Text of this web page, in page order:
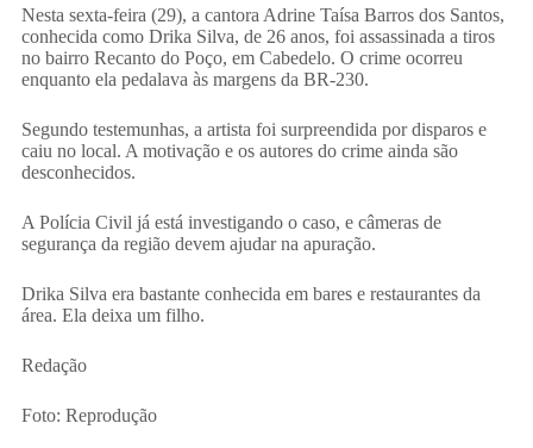
Nesta sexta-feira (29), a cantora Adrine Taísa Barros dos Santos,
conhecida como Drika Silva, de 26 anos, foi assassinada a tiros
no bairro Recanto do Poço, em Cabedelo. O crime ocorreu
enquanto ela pedalava às margens da BR-230.
Segundo testemunhas, a artista foi surpreendida por disparos e
caiu no local. A motivação e os autores do crime ainda são
desconhecidos.
A Polícia Civil já está investigando o caso, e câmeras de
segurança da região devem ajudar na apuração.
Drika Silva era bastante conhecida em bares e restaurantes da
área. Ela deixa um filho.
Redação
Foto: Reprodução